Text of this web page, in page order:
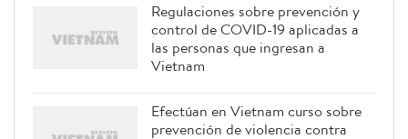
Regulaciones sobre prevención y
control de COVID-19 aplicadas a
las personas que ingresan a
Vietnam
Efectúan en Vietnam curso sobre
prevención de violencia contra